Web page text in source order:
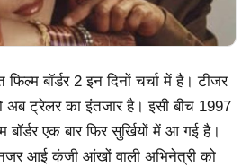
बॉर्डर 2 इन दिनों चर्चा में है। टीजर
अब ट्रेलर का इंतजार है। इसी बीच 1997
बॉर्डर एक बार फिर सुर्खियों में आ गई है।
आई कंजी आंखों वाली अभिनेत्री को